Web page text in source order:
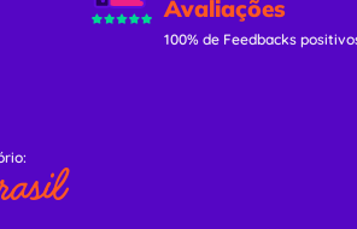
Avaliações
100% de Feedbacks